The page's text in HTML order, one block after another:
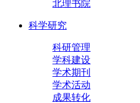
北理书院
科学研究
科研管理
学科建设
学术期刊
学术活动
成果转化